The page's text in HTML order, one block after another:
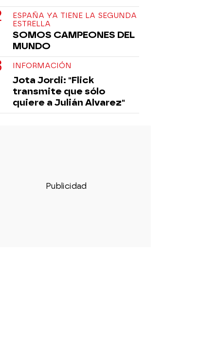
ESPAÑA YA TIENE LA SEGUNDA
ESTRELLA
SOMOS CAMPEONES DEL
MUNDO
INFORMACIÓN
Jota Jordi: "Flick
transmite que sólo
quiere a Julián Alvarez"